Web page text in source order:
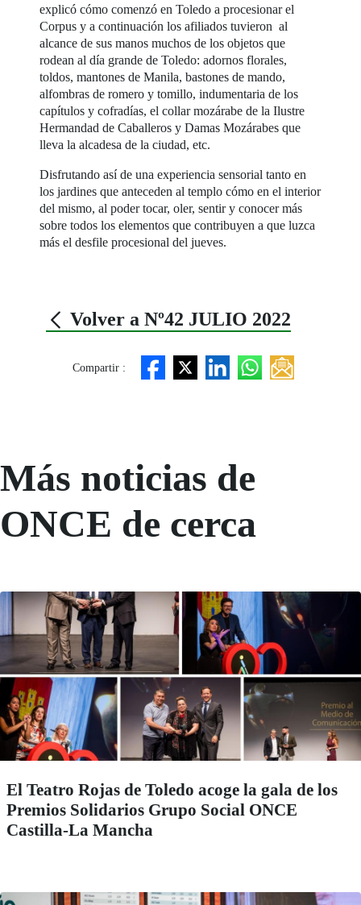
explicó cómo comenzó en Toledo a procesionar el
Corpus y a continuación los afiliados tuvieron al
alcance de sus manos muchos de los objetos que
rodean al día grande de Toledo: adornos florales,
toldos, mantones de Manila, bastones de mando,
alfombras de romero y tomillo, indumentaria de los
capítulos y cofradías, el collar mozárabe de la Ilustre
Hermandad de Caballeros y Damas Mozárabes que
lleva la alcadesa de la ciudad, etc.
Disfrutando así de una experiencia sensorial tanto en
los jardines que anteceden al templo cómo en el interior
del mismo, al poder tocar, oler, sentir y conocer más
sobre todos los elementos que contribuyen a que luzca
más el desfile procesional del jueves.
Volver a Nº42 JULIO 2022
Compartir :
Más noticias de
ONCE de cerca
El Teatro Rojas de Toledo acoge la gala de los
Premios Solidarios Grupo Social ONCE
Castilla-La Mancha